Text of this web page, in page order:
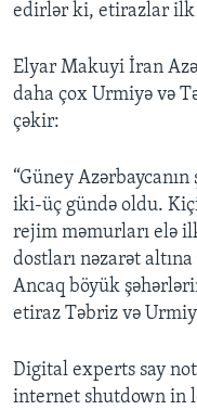
edirlər ki, etirazlar ilk
Elyar Makuyi İran
daha çox Urmiyə və
çəkir:
“Güney
iki-üç gündə oldu.
rejim məmurları elə
dostları nəzarət altına
Ancaq böyük
etiraz Təbriz və
Digital experts say
internet shutdown in